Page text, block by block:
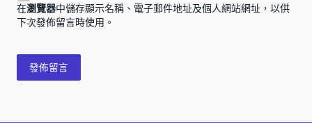
在瀏覽器中儲存顯示名稱、電子郵件地址及個人網站網址，以供
下次發佈留言時使用。